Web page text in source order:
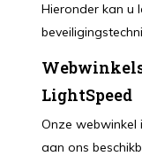
Hieronder kan u
LightSpeed
Onze webwinkel
aan ons